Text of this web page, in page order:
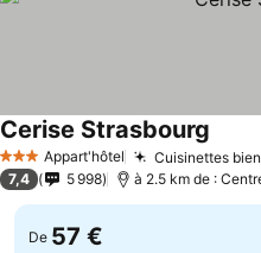
3 ÉtoilesAppart'hôtel Cuisinettes
Cerise Strasbourg
7,4 5 998 à 2.5 km de :
De 57 €